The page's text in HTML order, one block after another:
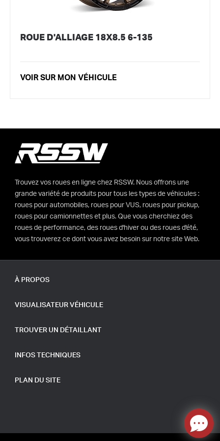
ROUE D'ALLIAGE 18X8.5 6-135
VOIR SUR MON VÉHICULE
À PROPOS
VISUALISATEUR VÉHICULE
TROUVER UN DÉTAILLANT
INFOS TECHNIQUES
PLAN DU SITE
Trouvez vos roues en ligne chez RSSW. Nous offrons une
grande variété de produits pour tous les types de véhicules :
roues pour automobiles, roues pour VUS, roues pour pickup,
roues pour camionnettes et plus. Que vous cherchiez des
roues de performance, des roues d'hiver ou des roues d'été,
vous trouverez ce dont vous avez besoin sur notre site Web.